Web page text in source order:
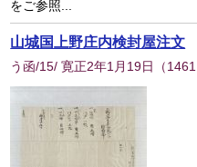
をご参照...
山城国上野庄内検封屋注文
う函/15/ 寛正2年1月19日 （1461